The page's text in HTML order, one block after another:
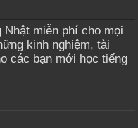
Nhật miễn phí cho mọi
kinh nghiệm, tài
các bạn mới học tiếng